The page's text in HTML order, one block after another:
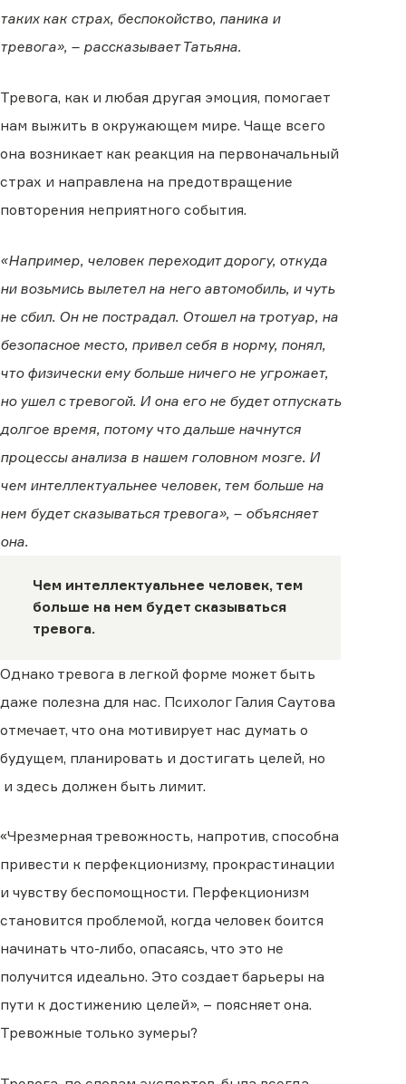
таких как страх, беспокойство, паника и
тревога», – рассказывает Татьяна.
Тревога, как и любая другая эмоция, помогает
нам выжить в окружающем мире. Чаще всего
она возникает как реакция на первоначальный
страх и направлена на предотвращение
повторения неприятного события.
«Например, человек переходит дорогу, откуда
ни возьмись вылетел на него автомобиль, и чуть
не сбил. Он не пострадал. Отошел на тротуар, на
безопасное место, привел себя в норму, понял,
что физически ему больше ничего не угрожает,
но ушел с тревогой. И она его не будет отпускать
долгое время, потому что дальше начнутся
процессы анализа в нашем головном мозге. И
чем интеллектуальнее человек, тем больше на
нем будет сказываться тревога», – объясняет
она.
Чем интеллектуальнее человек, тем
больше на нем будет сказываться
тревога.
Однако тревога в легкой форме может быть
даже полезна для нас. Психолог Галия Саутова
отмечает, что она мотивирует нас думать о
будущем, планировать и достигать целей, но
и здесь должен быть лимит.
«Чрезмерная тревожность, напротив, способна
привести к перфекционизму, прокрастинации
и чувству беспомощности. Перфекционизм
становится проблемой, когда человек боится
начинать что-либо, опасаясь, что это не
получится идеально. Это создает барьеры на
пути к достижению целей», – поясняет она.
Тревожные только зумеры?